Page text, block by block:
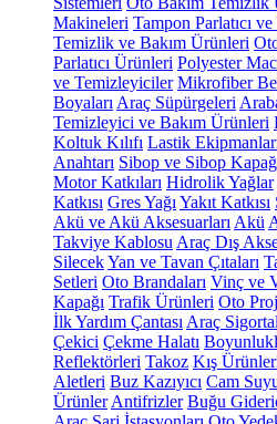
Makineleri Tampon Parlatıcı
Temizlik ve Bakım Ürünleri
Parlatıcı Ürünleri Polyester
ve Temizleyiciler Mikrofiber
Boyaları Araç Süpürgeleri
Temizleyici ve Bakım Ürünleri
Koltuk Kılıfı Lastik
Anahtarı Sibop ve Sibop
Motor Katkıları Hidrolik Yağlar
Katkısı Gres Yağı Yakıt Katkısı
Akü ve Akü Aksesuarları Akü
Takviye Kablosu Araç Dış
SilecekYan ve Tavan Çıtaları
Setleri Oto Brandaları Vinç ve
Kapağı Trafik Ürünleri Oto
İlk Yardım Çantası Araç
Çekici Çekme Halatı
Reflektörleri Takoz Kış
Aletleri Buz Kazıyıcı Cam
Ürünler Antifrizler Buğu